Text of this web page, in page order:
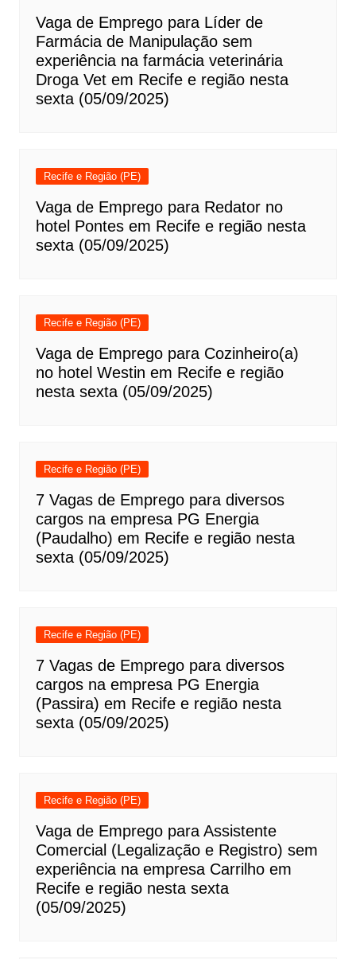
Vaga de Emprego para Líder de
Farmácia de Manipulação sem
experiência na farmácia veterinária
Droga Vet em Recife e região nesta
sexta (05/09/2025)
Recife e Região (PE)
Vaga de Emprego para Redator no
hotel Pontes em Recife e região nesta
sexta (05/09/2025)
Recife e Região (PE)
Vaga de Emprego para Cozinheiro(a)
no hotel Westin em Recife e região
nesta sexta (05/09/2025)
Recife e Região (PE)
7 Vagas de Emprego para diversos
cargos na empresa PG Energia
(Paudalho) em Recife e região nesta
sexta (05/09/2025)
Recife e Região (PE)
7 Vagas de Emprego para diversos
cargos na empresa PG Energia
(Passira) em Recife e região nesta
sexta (05/09/2025)
Recife e Região (PE)
Vaga de Emprego para Assistente
Comercial (Legalização e Registro) sem
experiência na empresa Carrilho em
Recife e região nesta sexta
(05/09/2025)